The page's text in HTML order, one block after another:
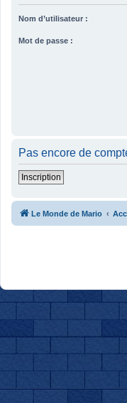
Nom d’utilisateur :
Mot de passe :
Pas encore de
Inscription
Le Monde de Mario